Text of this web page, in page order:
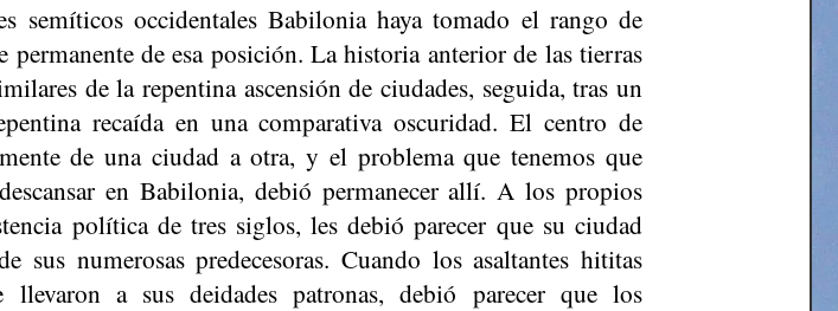
semíticos occidentales Babilonia haya tomado el rango de
de esa posición. La historia anterior de las tierras
de la repentina ascensión de ciudades, seguida, tras un
recaída en una comparativa oscuridad. El centro de
de una ciudad a otra, y el problema que tenemos que
en Babilonia, debió permanecer allí. A los propios
política de tres siglos, les debió parecer que su ciudad
numerosas predecesoras. Cuando los asaltantes hititas
a sus deidades patronas, debió parecer que los